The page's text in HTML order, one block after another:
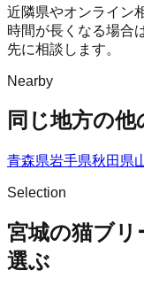
近隣県やオンライン
時間が長くなる場合
先に相談します。
Nearby
同じ地方の
青森県岩手県秋田県
Selection
宮城の猫ブ
選ぶ